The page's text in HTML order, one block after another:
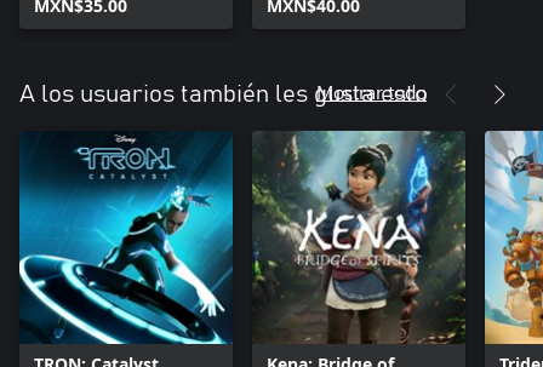
MXN$35.00 MXN$40.00
A los usuarios también les gusta esto
Mostrar todo